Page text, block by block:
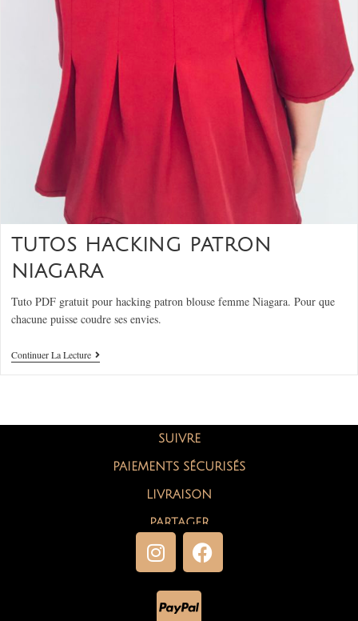
TUTOS HACKING PATRON
NIAGARA
Tuto PDF gratuit pour hacking patron blouse femme Niagara. Pour que
chacune puisse coudre ses envies.
Continuer La Lecture
SUIVRE
PAIEMENTS SÉCURISÉS
LIVRAISON
PARTAGER